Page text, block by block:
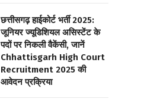
छत्तीसगढ़ हाईकोर्ट भर्ती 2025:
जूनियर ज्यूडिशियल असिस्टेंट के
पदों पर निकली वैकेंसी, जानें
Chhattisgarh High Court
Recruitment 2025 की
आवेदन प्रक्रिया